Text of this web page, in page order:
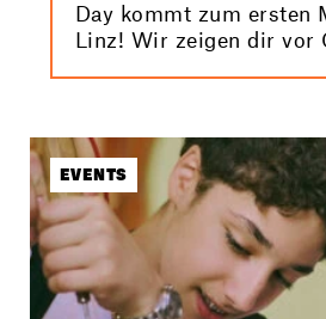
Day kommt zum ersten
Linz! Wir zeigen dir vor
EVENTS